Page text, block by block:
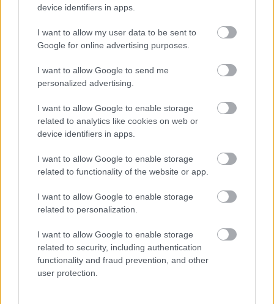
device identifiers in apps.
I want to allow my user data to be sent to
Google for online advertising purposes.
I want to allow Google to send me
personalized advertising.
I want to allow Google to enable storage
related to analytics like cookies on web or
device identifiers in apps.
I want to allow Google to enable storage
related to functionality of the website or app.
I want to allow Google to enable storage
related to personalization.
I want to allow Google to enable storage
related to security, including authentication
functionality and fraud prevention, and other
user protection.
hogyan vészeljük át ezt a szezont.”